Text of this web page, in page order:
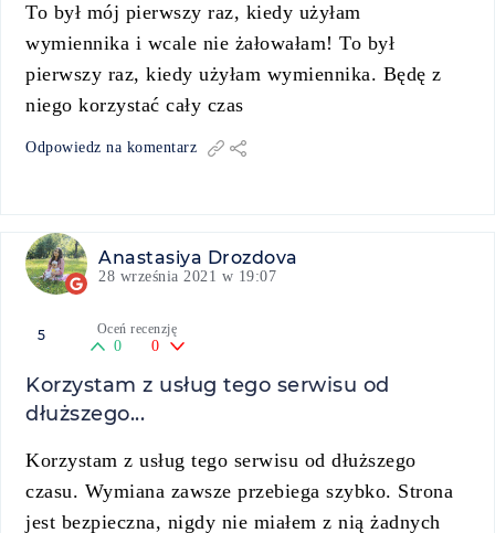
To był mój pierwszy raz, kiedy użyłam
wymiennika i wcale nie żałowałam! To był
pierwszy raz, kiedy użyłam wymiennika. Będę z
niego korzystać cały czas
Odpowiedz na komentarz
Anastasiya Drozdova
28 września 2021 w 19:07
5 Oceń recenzję
0 0
Korzystam z usług tego serwisu od
dłuższego...
Korzystam z usług tego serwisu od dłuższego
czasu. Wymiana zawsze przebiega szybko. Strona
jest bezpieczna, nigdy nie miałem z nią żadnych